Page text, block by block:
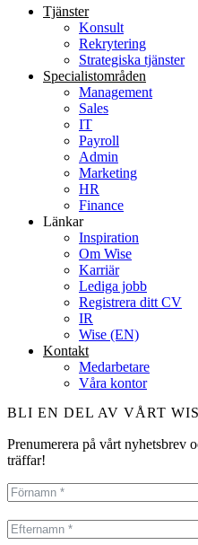
Tjänster
Konsult
Rekrytering
Strategiska tjänster
Specialist­områden
Management
Sales
IT
Payroll
Admin
Marketing
HR
Finance
Länkar
Inspiration
Om Wise
Karriär
Lediga jobb
Registrera ditt CV
IR
Wise (EN)
Kontakt
Medarbetare
Våra kontor
BLI EN DEL AV VÅRT
Prenumerera på vårt nyhetsbrev
träffar!